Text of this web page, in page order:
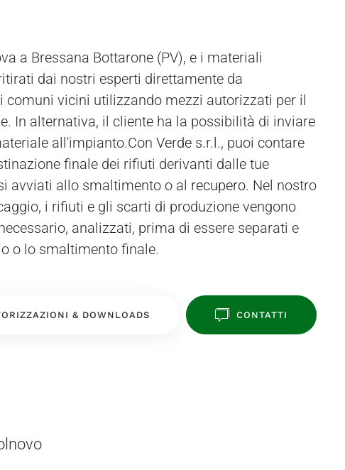
all'impianto.Con Verde s.r.l., puoi contare
finale dei rifiuti derivanti dalle tue
avviati allo smaltimento o al recupero. Nel nostro
i rifiuti e gli scarti di produzione vengono
analizzati, prima di essere separati e
o lo smaltimento finale.
& DOWNLOADS CONTATTI